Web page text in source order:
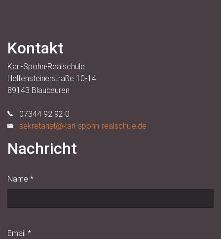
Kontakt
Karl-Spohn-Realschule
Helfensteinerstraße 10-14
89143 Blaubeuren
07344 92 92-0
sekretariat@karl-spohn-realschule.de
Nachricht
Name *
Email *